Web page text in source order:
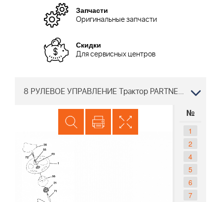
Запчасти
Оригинальные запчасти
Скидки
Для сервисных центров
8 РУЛЕВОЕ УПРАВЛЕНИЕ Трактор PARTNER P125107H 96041001305 2010 09
№
1
2
4
5
6
7